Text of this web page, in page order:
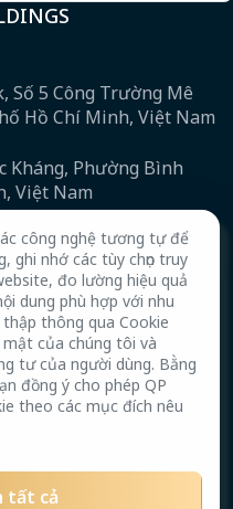
Số 5 Công Trường Mê
Hồ Chí Minh, Việt Nam
Kháng, Phường Bình
Việt Nam
công nghệ tương tự để
ghi nhớ các tùy chọn truy
đo lường hiệu quả
dung phù hợp với nhu
thông qua Cookie
của chúng tôi và
tư của người dùng. Bằng
đồng ý cho phép QP
theo các mục đích nêu
tất cả